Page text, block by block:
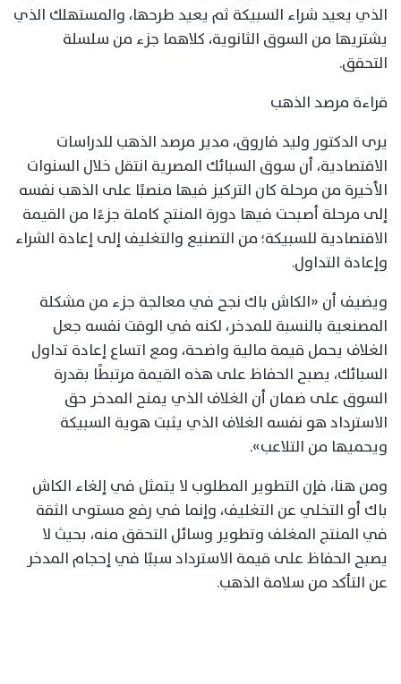
الذي يعيد شراء السبيكة ثم يعيد طرحها، والمستهلك الذي
يشتريها من السوق الثانوية، كلاهما جزء من سلسلة
التحقق.
قراءة مرصد الذهب
يرى الدكتور وليد فاروق، مدير مرصد الذهب للدراسات
الاقتصادية، أن سوق السبائك المصرية انتقل خلال السنوات
الأخيرة من مرحلة كان التركيز فيها منصبًا على الذهب نفسه
إلى مرحلة أصبحت فيها دورة المنتج كاملة جزءًا من القيمة
الاقتصادية للسبيكة؛ من التصنيع والتغليف إلى إعادة الشراء
وإعادة التداول.
ويضيف أن «الكاش باك نجح في معالجة جزء من مشكلة
المصنعية بالنسبة للمدخر، لكنه في الوقت نفسه جعل
الغلاف يحمل قيمة مالية واضحة، ومع اتساع إعادة تداول
السبائك، يصبح الحفاظ على هذه القيمة مرتبطًا بقدرة
السوق على ضمان أن الغلاف الذي يمنح المدخر حق
الاسترداد هو نفسه الغلاف الذي يثبت هوية السبيكة
ويحميها من التلاعب».
ومن هنا، فإن التطوير المطلوب لا يتمثل في إلغاء الكاش
باك أو التخلي عن التغليف، وإنما في رفع مستوى الثقة
في المنتج المغلف وتطوير وسائل التحقق منه، بحيث لا
يصبح الحفاظ على قيمة الاسترداد سببًا في إحجام المدخر
عن التأكد من سلامة الذهب.